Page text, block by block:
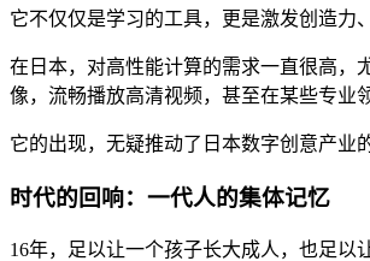
它不仅仅是学习的工具，更是激发创造力
在日本，对高性能计算的需求一直很高，
像，流畅播放高清视频，甚至在某些专业
它的出现，无疑推动了日本数字创意产业
时代的回响：一代人的集体记忆
16年，足以让一个孩子长大成人，也足以